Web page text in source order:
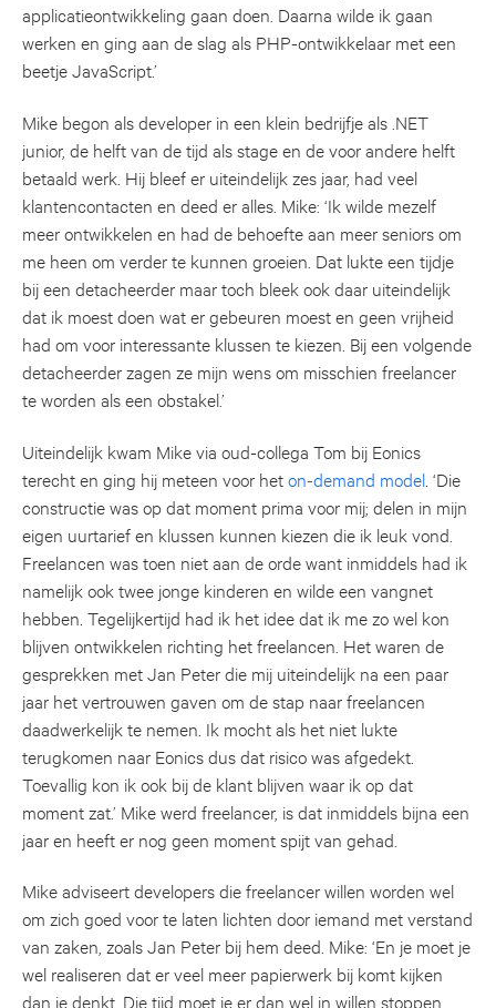
applicatieontwikkeling gaan doen. Daarna wilde ik gaan
werken en ging aan de slag als PHP-ontwikkelaar met een
beetje JavaScript.’
Mike begon als developer in een klein bedrijfje als .NET
junior, de helft van de tijd als stage en de voor andere helft
betaald werk. Hij bleef er uiteindelijk zes jaar, had veel
klantencontacten en deed er alles. Mike: ‘Ik wilde mezelf
meer ontwikkelen en had de behoefte aan meer seniors om
me heen om verder te kunnen groeien. Dat lukte een tijdje
bij een detacheerder maar toch bleek ook daar uiteindelijk
dat ik moest doen wat er gebeuren moest en geen vrijheid
had om voor interessante klussen te kiezen. Bij een volgende
detacheerder zagen ze mijn wens om misschien freelancer
te worden als een obstakel.’
Uiteindelijk kwam Mike via oud-collega Tom bij Eonics
terecht en ging hij meteen voor heton-demand model . ‘Die
constructie was op dat moment prima voor mij; delen in mijn
eigen uurtarief en klussen kunnen kiezen die ik leuk vond.
Freelancen was toen niet aan de orde want inmiddels had ik
namelijk ook twee jonge kinderen en wilde een vangnet
hebben. Tegelijkertijd had ik het idee dat ik me zo wel kon
blijven ontwikkelen richting het freelancen. Het waren de
gesprekken met Jan Peter die mij uiteindelijk na een paar
jaar het vertrouwen gaven om de stap naar freelancen
daadwerkelijk te nemen. Ik mocht als het niet lukte
terugkomen naar Eonics dus dat risico was afgedekt.
Toevallig kon ik ook bij de klant blijven waar ik op dat
moment zat.’ Mike werd freelancer, is dat inmiddels bijna een
jaar en heeft er nog geen moment spijt van gehad.
Mike adviseert developers die freelancer willen worden wel
om zich goed voor te laten lichten door iemand met verstand
van zaken, zoals Jan Peter bij hem deed. Mike: ‘En je moet je
wel realiseren dat er veel meer papierwerk bij komt kijken
dan je denkt. Die tijd moet je er dan wel in willen stoppen.